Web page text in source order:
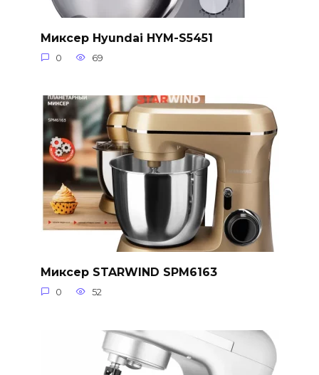
Миксер Hyundai HYM-S5451
0 69
Миксер STARWIND SPM6163
0 52